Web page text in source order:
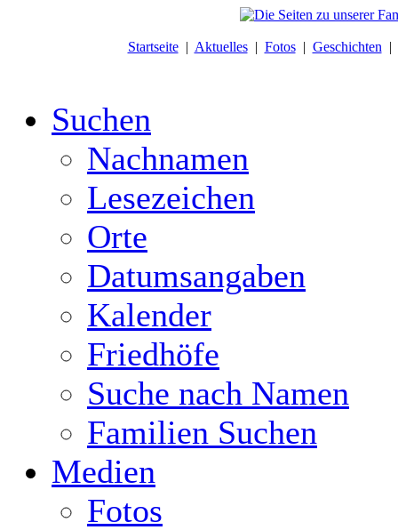
Startseite| Aktuelles| Fotos| Geschichten |
Suchen
Nachnamen
Lesezeichen
Orte
Datumsangaben
Kalender
Friedhöfe
Suche nach Namen
Familien Suchen
Medien
Fotos